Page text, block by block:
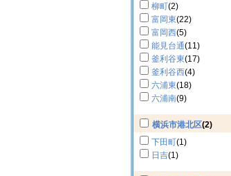
柳町(2)
富岡東(22)
富岡西(5)
能見台通(11)
釜利谷東(17)
釜利谷西(4)
六浦東(18)
六浦南(9)
横浜市港北区(2)
下田町(1)
日吉(1)